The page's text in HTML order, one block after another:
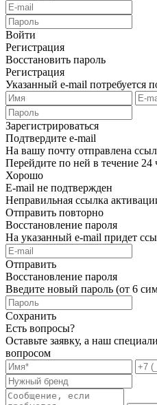
Войти
Регистрация
Восстановить пароль
Регистрация
Указанный e-mail потребуется
Зарегистрироваться
Подтвердите e-mail
На вашу почту отправлена
Перейдите по ней в течение 24
Хорошо
E-mail не подтвержден
Неправильная ссылка
Отправить повторно
Восстановление пароля
На указанный e-mail придет
Отправить
Восстановление пароля
Введите новый пароль (от 6
Сохранить
Есть вопросы?
Оставьте заявку, а наш
вопросом